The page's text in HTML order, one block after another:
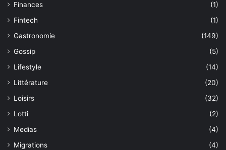
Finances
(1)
Fintech
(1)
Gastronomie
(149)
Gossip
(5)
Lifestyle
(14)
Littérature
(20)
Loisirs
(32)
Lotti
(2)
Medias
(4)
Migrations
(4)